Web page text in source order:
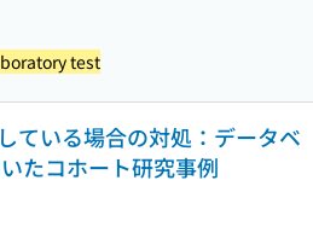
test
ている場合の対処：データベ
たコホート研究事例